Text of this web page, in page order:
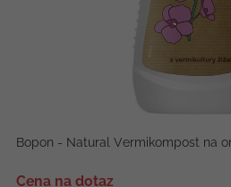
Bopon - Natural Vermikompost na
Cena na dotaz